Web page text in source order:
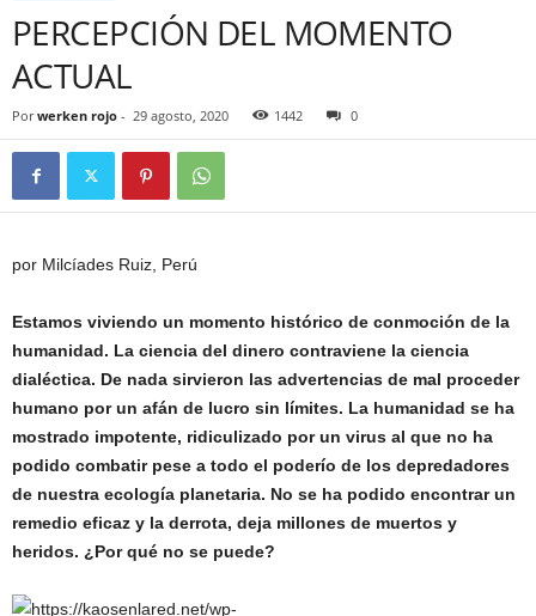
PERCEPCIÓN DEL MOMENTO
ACTUAL
Por werken rojo - 29 agosto, 2020 1442 0
por Milcíades Ruiz, Perú
Estamos viviendo un momento histórico de conmoción de la
humanidad. La ciencia del dinero contraviene la ciencia
dialéctica. De nada sirvieron las advertencias de mal proceder
humano por un afán de lucro sin límites. La humanidad se ha
mostrado impotente, ridiculizado por un virus al que no ha
podido combatir pese a todo el poderío de los depredadores
de nuestra ecología planetaria. No se ha podido encontrar un
remedio eficaz y la derrota, deja millones de muertos y
heridos. ¿Por qué no se puede?